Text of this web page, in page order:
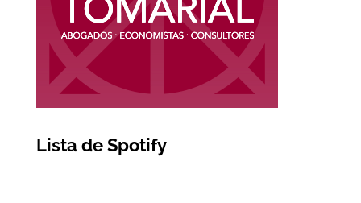
Lista de Spotify